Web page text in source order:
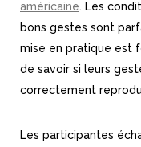
américaine. Les
bons gestes sont
mise en pratique est
de savoir si leurs
correctement
Les participantes